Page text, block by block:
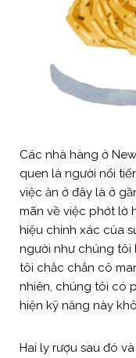
Các nhà hàng ở
quen là người nổi
việc ăn ở đây là ở
mãn về việc phớt lờ
hiệu chính xác của
người như chúng tôi
tôi chắc chắn cô
nhiên, chúng tôi có
hiện kỹ năng này
Hai ly rượu sau đó